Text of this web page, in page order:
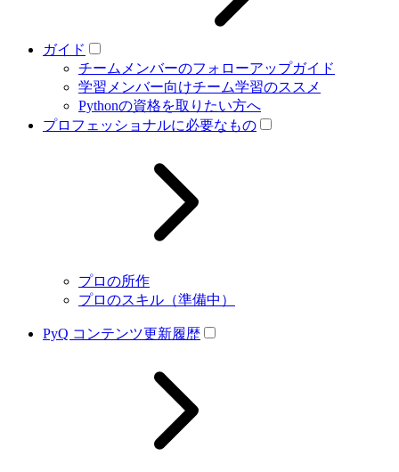
ガイド
チームメンバーのフォローアップガイド
学習メンバー向けチーム学習のススメ
Pythonの資格を取りたい方へ
プロフェッショナルに必要なもの
プロの所作
プロのスキル（準備中）
PyQ コンテンツ更新履歴